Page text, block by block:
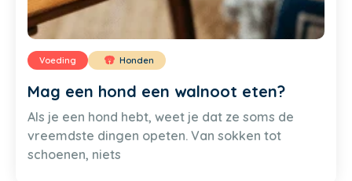
Voeding Honden
Mag een hond een walnoot eten?
Als je een hond hebt, weet je dat ze soms de
vreemdste dingen opeten. Van sokken tot
schoenen, niets